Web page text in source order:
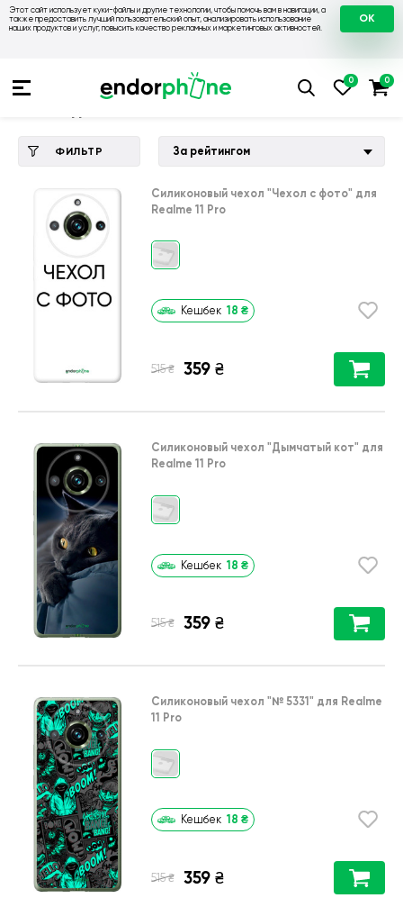
Этот сайт использует куки-файлы и другие технологии, чтобы помочь вам в навигации, а
также предоставить лучший пользовательский опыт, анализировать использование
наших продуктов и услуг, повысить качество рекламных и маркетинговых активностей.
OK
💙 Чехлы на Realme 💛 Чехол для
ФИЛЬТР За рейтингом
Силиконовый чехол "Чехол с фото" для
Realme 11 Pro
Кешбек 18 ₴
515 ₴ 359 ₴
Силиконовый чехол "Дымчатый кот" для
Realme 11 Pro
Кешбек 18 ₴
515 ₴ 359 ₴
Силиконовый чехол "№ 5331" для Realme
11 Pro
Кешбек 18 ₴
515 ₴ 359 ₴